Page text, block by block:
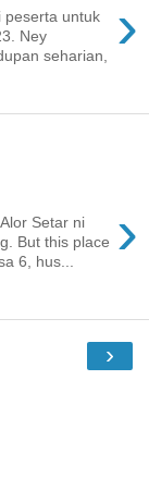
›
peserta untuk
Ney
seharian,
›
Setar ni
But this place
6, hus...
›